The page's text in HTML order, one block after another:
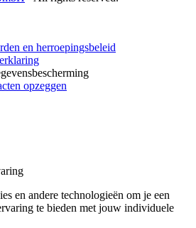
en herroepingsbeleid
opzeggen
en andere technologieën om je een
te bieden met jouw individuele